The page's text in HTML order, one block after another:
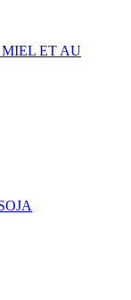
MIEL ET AU